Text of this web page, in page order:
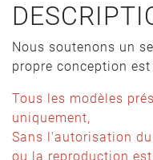
Nous soutenons un
propre conception
Tous les modèles
uniquement,
Sans l'autorisation
ou la reproduction